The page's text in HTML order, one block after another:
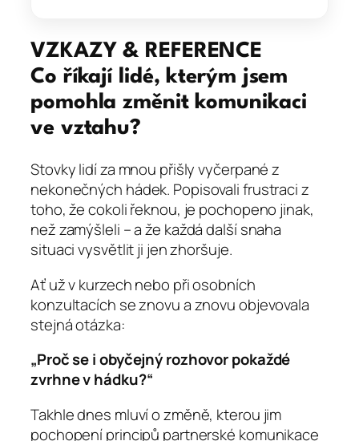
VZKAZY & REFERENCE
Co říkají lidé, kterým jsem
pomohla změnit komunikaci
ve vztahu?
Stovky lidí za mnou přišly vyčerpané z
nekonečných hádek. Popisovali frustraci z
toho, že cokoli řeknou, je pochopeno jinak,
než zamýšleli – a že každá další snaha
situaci vysvětlit ji jen zhoršuje.
Ať už v kurzech nebo při osobních
konzultacích se znovu a znovu objevovala
stejná otázka:
„Proč se i obyčejný rozhovor pokaždé
zvrhne v hádku?“
Takhle dnes mluví o změně, kterou jim
pochopení principů partnerské komunikace